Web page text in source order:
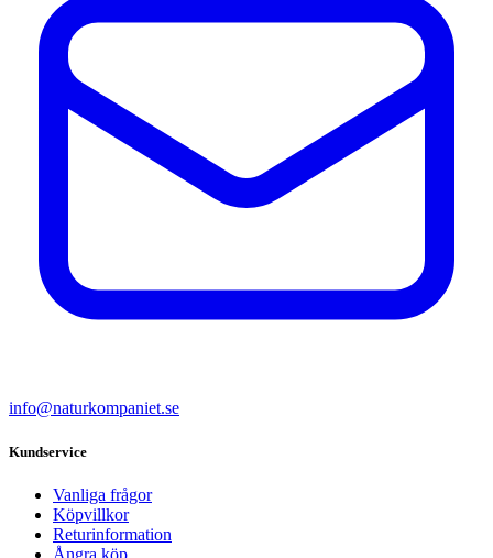
info@naturkompaniet.se
Kundservice
Vanliga frågor
Köpvillkor
Returinformation
Ångra köp